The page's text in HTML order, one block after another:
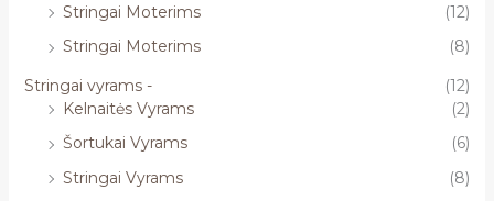
Stringai Moterims
(12)
Stringai Moterims
(8)
Stringai vyrams -
(12)
Kelnaitės Vyrams
(2)
Šortukai Vyrams
(6)
Stringai Vyrams
(8)